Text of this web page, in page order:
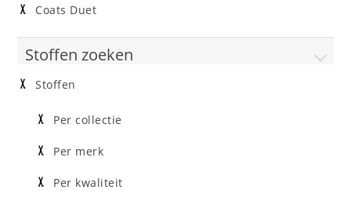
Coats Duet
Stoffen zoeken
Stoffen
Per collectie
Per merk
Per kwaliteit